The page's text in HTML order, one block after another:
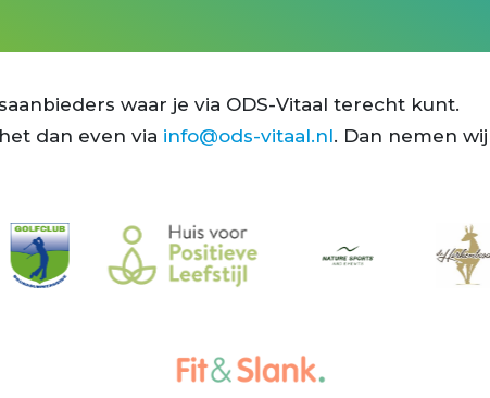
waar je via ODS-Vitaal terecht kunt.
dan even via info@ods-vitaal.nl. Dan nemen